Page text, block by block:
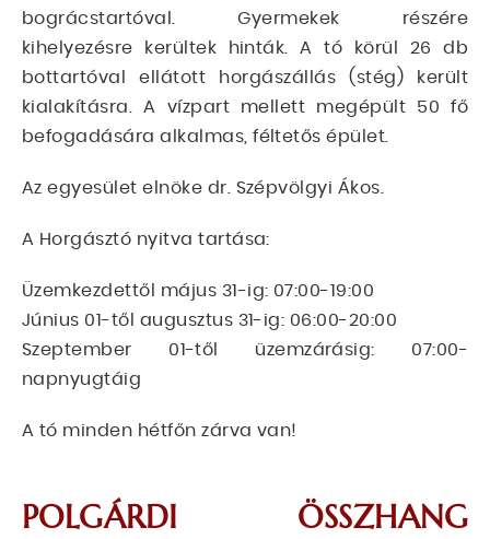
bográcstartóval. Gyermekek részére
kihelyezésre kerültek hinták. A tó körül 26 db
bottartóval ellátott horgászállás (stég) került
kialakításra. A vízpart mellett megépült 50 fő
befogadására alkalmas, féltetős épület.
Az egyesület elnöke dr. Szépvölgyi Ákos.
A Horgásztó nyitva tartása:
Üzemkezdettől május 31-ig: 07:00-19:00
Június 01-től augusztus 31-ig: 06:00-20:00
Szeptember 01-től üzemzárásig: 07:00-
napnyugtáig
A tó minden hétfőn zárva van!
POLGÁRDI ÖSSZHANG